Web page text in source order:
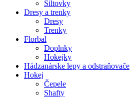
Šiltovky
Dresy a trenky
Dresy
Trenky
Florbal
Doplnky
Hokejky
Hádzanárske lepy a odstraňovače
Hokej
Čepele
Shafty